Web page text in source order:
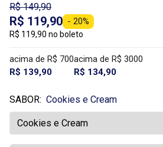
R$ 149,90
R$ 119,90 - 20%
R$ 119,90 no boleto
acima de R$ 700
R$ 139,90
acima de R$ 3000
R$ 134,90
SABOR: Cookies e Cream